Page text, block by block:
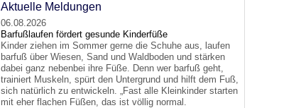
Aktuelle Meldungen
06.08.2026
Barfußlaufen fördert gesunde Kinderfüße
Kinder ziehen im Sommer gerne die Schuhe aus, laufen
barfuß über Wiesen, Sand und Waldboden und stärken
dabei ganz nebenbei ihre Füße. Denn wer barfuß geht,
trainiert Muskeln, spürt den Untergrund und hilft dem Fuß,
sich natürlich zu entwickeln. „Fast alle Kleinkinder starten
mit eher flachen Füßen, das ist völlig normal.